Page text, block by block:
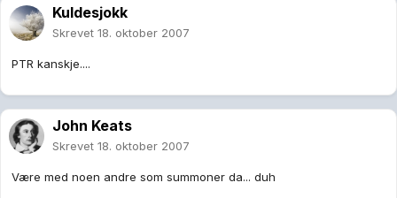
Kuldesjokk
Skrevet 18. oktober 2007
PTR kanskje....
John Keats
Skrevet 18. oktober 2007
Være med noen andre som summoner da... duh